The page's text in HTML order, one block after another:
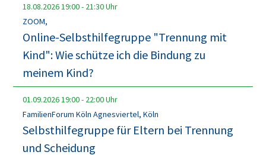
18.08.202619:00- 21:30Uhr
ZOOM,
Online-Selbsthilfegruppe "Trennung mit
Kind": Wie schütze ich die Bindung zu
meinem Kind?
01.09.202619:00- 22:00Uhr
FamilienForum Köln Agnesviertel, Köln
Selbsthilfegruppe für Eltern bei Trennung
und Scheidung